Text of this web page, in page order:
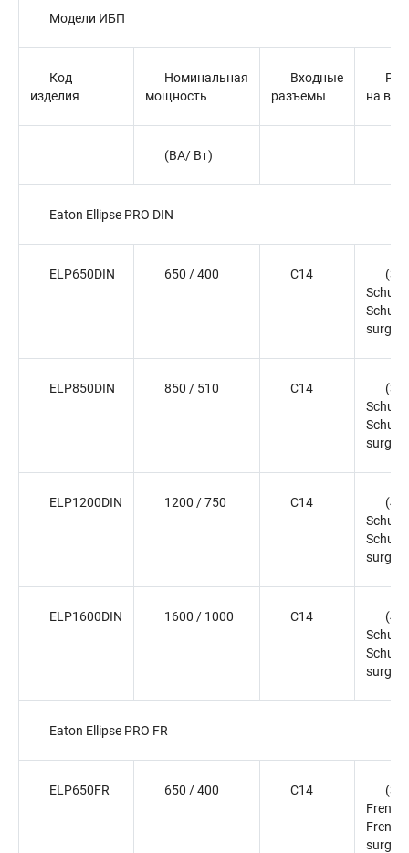
Модели ИБП
Код
изделия
Номинальная
мощность
Входные
разъемы
на
(ВА/ Вт)
Eaton Ellipse PRO DIN
ELP650DIN 650 / 400 C14
(3)
Schuko
surge
ELP850DIN 850 / 510 C14
(3)
Schuko
surge
ELP1200DIN 1200 / 750 C14
(4)
Schuko
surge
ELP1600DIN 1600 / 1000 C14
(4)
Schuko
surge
Eaton Ellipse PRO FR
ELP650FR 650 / 400 C14
(3)
French
surge